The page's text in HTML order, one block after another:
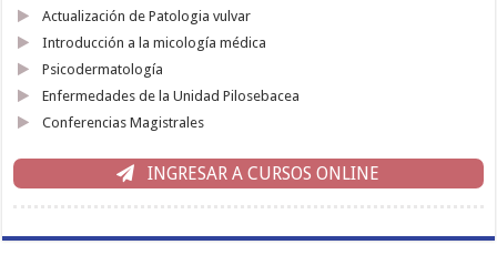
Actualización de Patologia vulvar
Introducción a la micología médica
Psicodermatología
Enfermedades de la Unidad Pilosebacea
Conferencias Magistrales
INGRESAR A CURSOS ONLINE